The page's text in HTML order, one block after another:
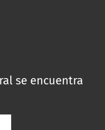
se encuentra